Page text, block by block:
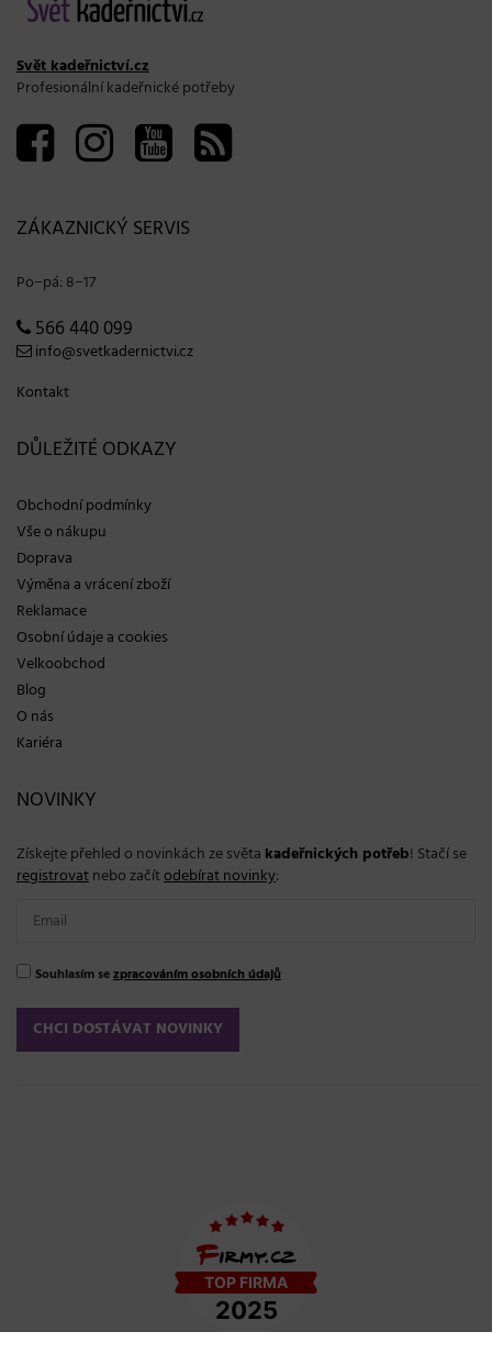
Svět kadeřnictví.cz
Profesionální kadeřnické potřeby
ZÁKAZNICKÝ SERVIS
Po−pá: 8−17
566 440 099
info@svetkadernictvi.cz
Kontakt
DŮLEŽITÉ ODKAZY
Obchodní podmínky
Vše o nákupu
Doprava
Výměna a vrácení zboží
Reklamace
Osobní údaje a cookies
Velkoobchod
Blog
O nás
Kariéra
NOVINKY
Získejte přehled o novinkách ze světa kadeřnických potřeb! Stačí se
registrovatnebo začítodebírat novinky:
Souhlasím sezpracováním osobních údajů